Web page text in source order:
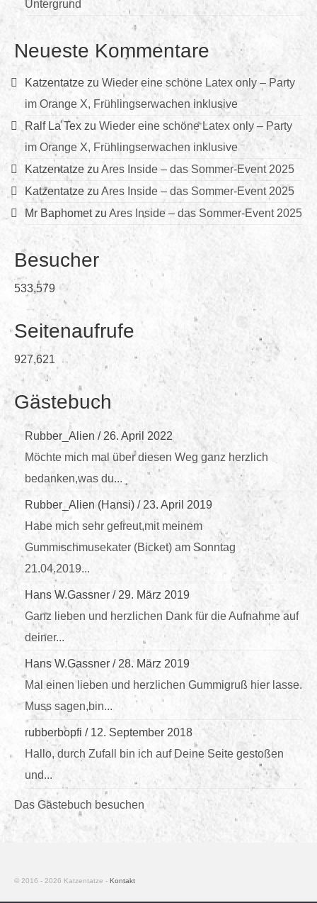
Untergrund
Neueste Kommentare
Katzentatze zu Wieder eine schöne Latex only – Party
im Orange X, Frühlingserwachen inklusive
Ralf La Tex zu Wieder eine schöne Latex only – Party
im Orange X, Frühlingserwachen inklusive
Katzentatze zu Ares Inside – das Sommer-Event 2025
Katzentatze zu Ares Inside – das Sommer-Event 2025
Mr Baphometzu Ares Inside – das Sommer-Event 2025
Besucher
533,579
Seitenaufrufe
927,621
Gästebuch
Rubber_Alien / 26. April 2022
Möchte mich mal über diesen Weg ganz herzlich
bedanken,was du...
Rubber_Alien (Hansi) / 23. April 2019
Habe mich sehr gefreut,mit meinem
Gummischmusekater (Bicket) am Sonntag
21.04.2019...
Hans W.Gassner / 29. März 2019
Ganz lieben und herzlichen Dank für die Aufnahme auf
deiner...
Hans W.Gassner / 28. März 2019
Mal einen lieben und herzlichen Gummigruß hier lasse.
Muss sagen,bin...
rubberbopfi / 12. September 2018
Hallo, durch Zufall bin ich auf Deine Seite gestoßen
und...
Das Gästebuch besuchen
© 2016 - 2026 Katzentatze - Kontakt